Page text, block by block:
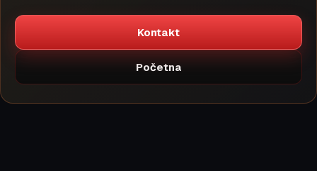
Kontakt
Početna